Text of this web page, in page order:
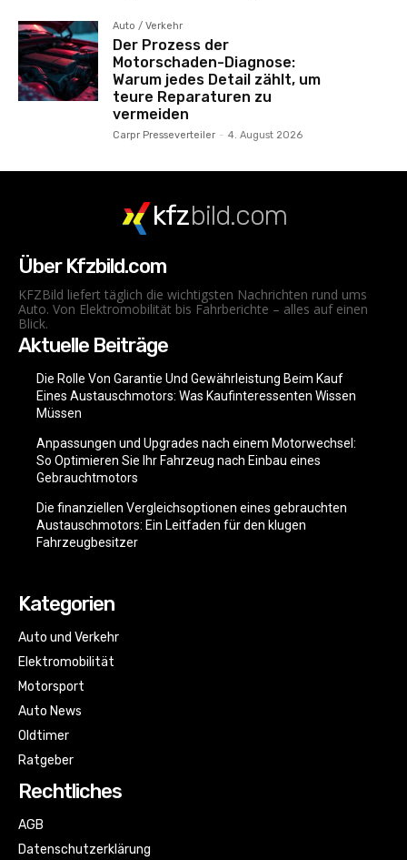
Auto / Verkehr
Der Prozess der
Motorschaden-Diagnose:
Warum jedes Detail zählt, um
teure Reparaturen zu
vermeiden
Carpr Presseverteiler - 4. August 2026
kfzbild.com
Über Kfzbild.com
KFZBild liefert täglich die wichtigsten Nachrichten rund ums
Auto. Von Elektromobilität bis Fahrberichte – alles auf einen
Blick.
Aktuelle Beiträge
Die Rolle Von Garantie Und Gewährleistung Beim Kauf
Eines Austauschmotors: Was Kaufinteressenten Wissen
Müssen
Anpassungen und Upgrades nach einem Motorwechsel:
So Optimieren Sie Ihr Fahrzeug nach Einbau eines
Gebrauchtmotors
Die finanziellen Vergleichsoptionen eines gebrauchten
Austauschmotors: Ein Leitfaden für den klugen
Fahrzeugbesitzer
Kategorien
Auto und Verkehr
Elektromobilität
Motorsport
Auto News
Oldtimer
Ratgeber
Rechtliches
AGB
Datenschutzerklärung